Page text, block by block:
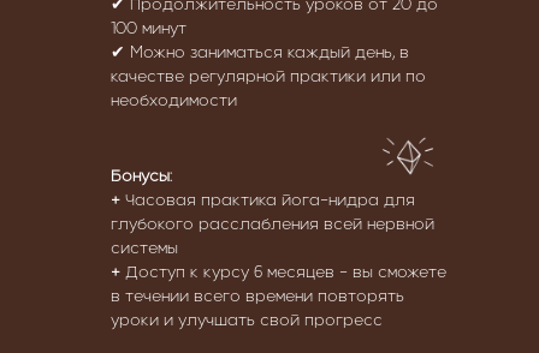
✔ Продолжительность уроков от 20 до
100 минут
✔
Можно заниматься каждый день, в
качестве регулярной практики или по
необходимости
Бонусы:
+ Часовая практика йога-нидра для
глубокого расслабления всей нервной
системы
+ Доступ к курсу 6 месяцев - вы сможете
в течении всего времени повторять
уроки и улучшать свой прогресс